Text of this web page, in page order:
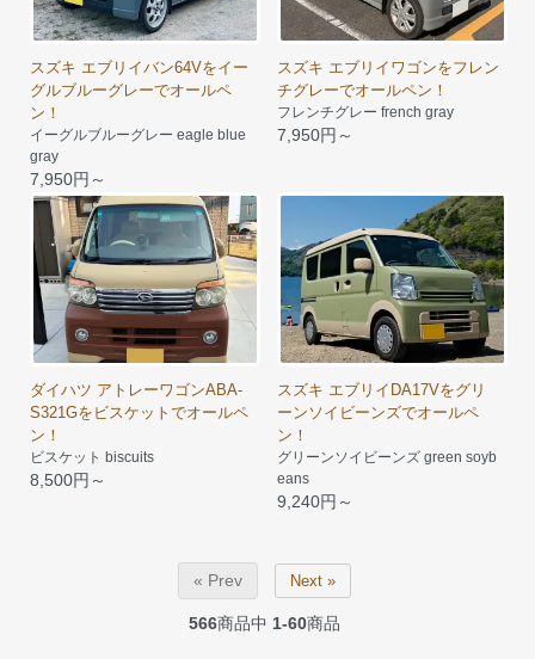
スズキ エブリイバン64Vをイー
グルブルーグレーでオールペ
ン！
イーグルブルーグレー eagle blue
gray
7,950円～
スズキ エブリイワゴンをフレン
チグレーでオールペン！
フレンチグレー french gray
7,950円～
ダイハツ アトレーワゴンABA-
S321Gをビスケットでオールペ
ン！
ビスケット biscuits
8,500円～
スズキ エブリイDA17Vをグリ
ーンソイビーンズでオールペ
ン！
グリーンソイビーンズ green soyb
eans
9,240円～
« Prev Next »
566商品中 1-60商品